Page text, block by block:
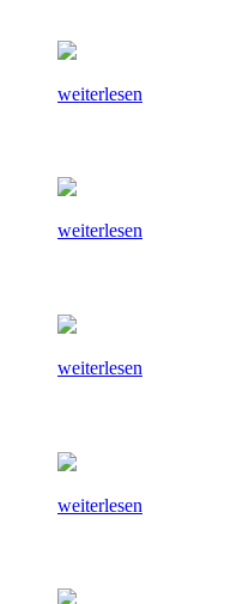
weiterlesen
weiterlesen
weiterlesen
weiterlesen